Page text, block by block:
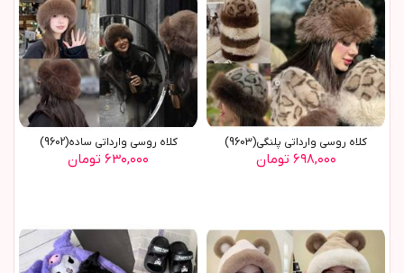
کلاه روسي وارداتي پلنگي(9603)
۶۹۸,۰۰۰ تومان
کلاه روسي وارداتي ساده(9602)
۶۳۰,۰۰۰ تومان